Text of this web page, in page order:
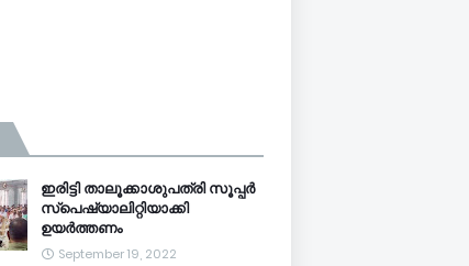
ഇരിട്ടി താലൂക്കാശുപത്രി സൂപ്പർ
സ്‌പെഷ്യാലിറ്റിയാക്കി
ഉയർത്തണം
September 19, 2022